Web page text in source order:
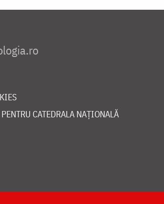
CATEDRALA NAȚIONALĂ